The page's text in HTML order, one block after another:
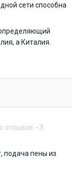
сети способна
а Киталия.
отзывов 3
подача пены из